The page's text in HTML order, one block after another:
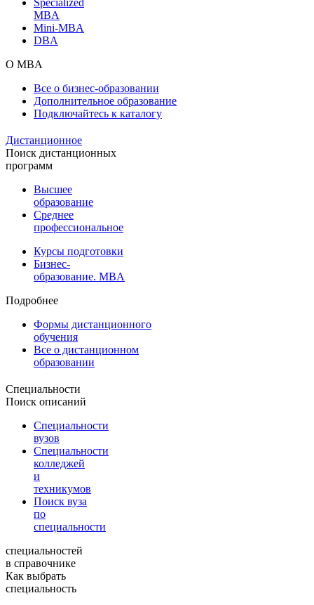
MBA
Mini-MBA
DBA
О MBA
Все о бизнес-образовании
Дополнительное образование
Подключайтесь к каталогу
Дистанционное
Поиск дистанционных
программ
Высшее
образование
Среднее
профессиональное
Курсы подготовки
Бизнес-
образование. MBA
Подробнее
Формы дистанционного
обучения
Все о дистанционном
образовании
Специальности
Поиск описаний
Специальности
вузов
Специальности
колледжей
и
техникумов
Поиск вуза
по
специальности
специальностей
в справочнике
Как выбрать
специальность